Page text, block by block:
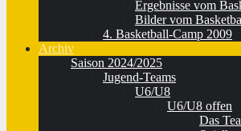
Ergebnisse vom
Bilder vom
4. Basketball-Camp 2009
Archiv
Saison 2024/2025
Jugend-Teams
U6/U8
U6/U8 offen
Das